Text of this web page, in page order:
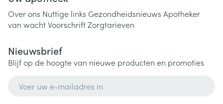
Over ons Nuttige links Gezondheidsnieuws Apotheker
van wachtVoorschriftZorgtarieven
Nieuwsbrief
Blijf op de hoogte van nieuwe producten en promoties